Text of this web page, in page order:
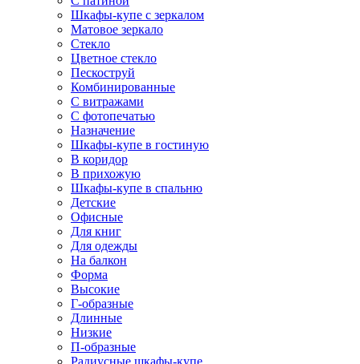
Шкафы-купе с зеркалом
Матовое зеркало
Стекло
Цветное стекло
Пескоструй
Комбинированные
С витражами
С фотопечатью
Назначение
Шкафы-купе в гостиную
В коридор
В прихожую
Шкафы-купе в спальню
Детские
Офисные
Для книг
Для одежды
На балкон
Форма
Высокие
Г-образные
Длинные
Низкие
П-образные
Радиусные шкафы-купе